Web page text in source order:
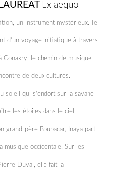
LAUREAT Ex aequo
un instrument mystérieux. Tel
d’un voyage initiatique à travers
Conakry, le chemin de musique
de deux cultures.
soleil qui s’endort sur la savane
les étoiles dans le ciel.
grand-père Boubacar, Inaya part
musique occidentale. Sur les
Duval, elle fait la